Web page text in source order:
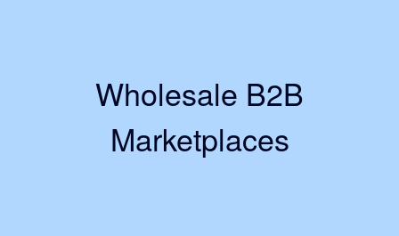
Wholesale B2B
Marketplaces